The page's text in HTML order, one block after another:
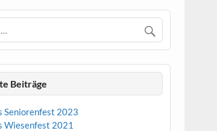
Beiträge
Seniorenfest 2023
Wiesenfest 2021